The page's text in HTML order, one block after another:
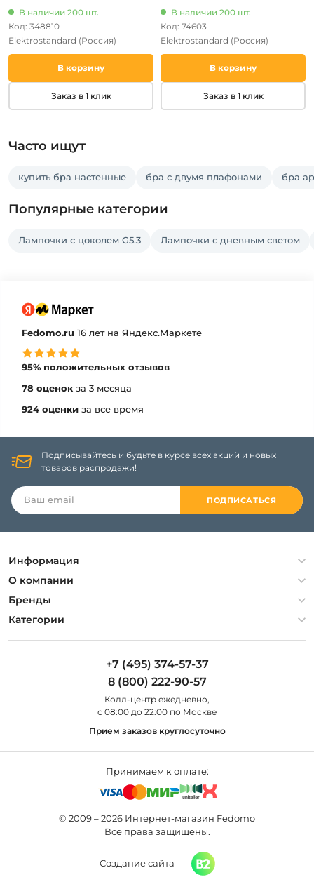
В наличии 200 шт.
Код: 348810
Elektrostandard (Россия)
В корзину
Заказ в 1 клик
В наличии 200 шт.
Код: 74603
Elektrostandard (Россия)
В корзину
Заказ в 1 клик
Часто ищут
купить бра настенные бра с двумя плафонами бра
Популярные категории
Лампочки с цоколем G5.3 Лампочки с дневным светом
Fedomo.ru 16 лет на Яндекс.Маркете
95% положительных отзывов
78 оценок за 3 месяца
924 оценки за все время
Подписывайтесь и будьте в курсе всех акций и новых
товаров распродажи!
ПОДПИСАТЬСЯ
Информация
Политика конфиденциальности
Гарантия
Оплата и доставка
О компании
О компании
Контакты
Бренды
Artelamp
Категории
Люстры
Уличные светильники
+7 (495) 374-57-37
8 (800) 222-90-57
Колл-центр eжедневно,
с 08:00 до 22:00 по Москве
Прием заказов круглосуточно
Принимаем к оплате:
© 2009 – 2026 Интернет-магазин Fedomo
Все права защищены.
Создание сайта —